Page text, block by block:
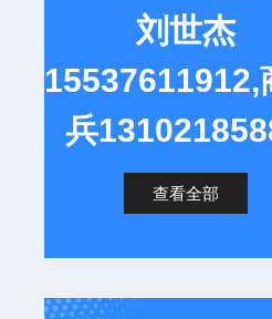
刘世杰
15537611912,
兵
查看全部